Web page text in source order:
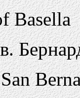
Basella